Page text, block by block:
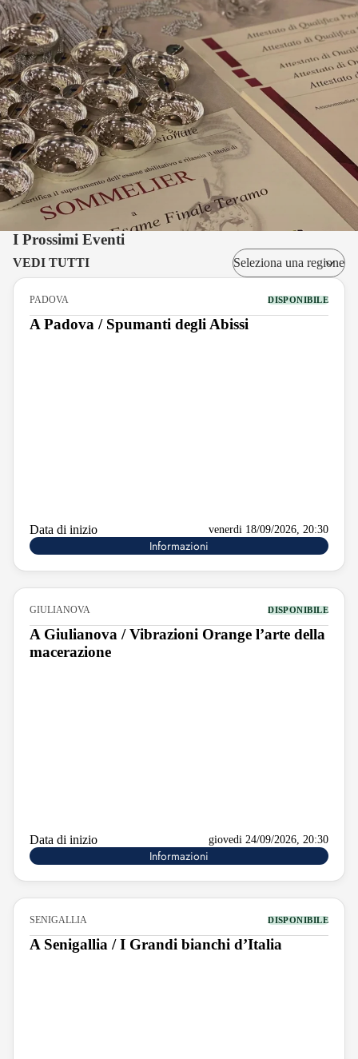
I Prossimi Eventi
VEDI TUTTI
PADOVA DISPONIBILE
A Padova / Spumanti degli Abissi
Data di inizio venerdi 18/09/2026, 20:30
Informazioni
GIULIANOVA DISPONIBILE
A Giulianova / Vibrazioni Orange l’arte della
macerazione
Data di inizio giovedi 24/09/2026, 20:30
Informazioni
SENIGALLIA DISPONIBILE
A Senigallia / I Grandi bianchi d’Italia